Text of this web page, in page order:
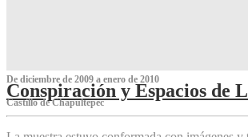
De diciembre de 2009 a enero de 2010
Conspiración y Espacios de
Castillo de Chapultepec